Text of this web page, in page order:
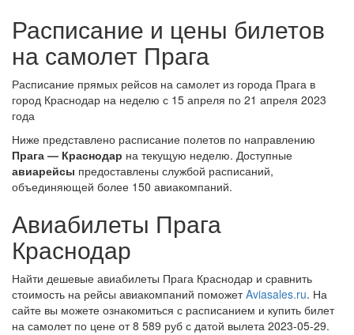
Расписание и цены билетов
на самолет Прага
Расписание прямых рейсов на самолет из города Прага в
город Краснодар на неделю с 15 апреля по 21 апреля 2023
года
Ниже представлено расписание полетов по направлению
Прага — Краснодар на текущую неделю. Доступные
авиарейсы предоставлены службой расписаний,
объединяющей более 150 авиакомпаний.
Авиабилеты Прага
Краснодар
Найти дешевые авиабилеты Прага Краснодар и сравнить
стоимость на рейсы авиакомпаний поможетAviasales.ru. На
сайте вы можете ознакомиться с расписанием и купить билет
на самолет по цене от 8 589 руб с датой вылета 2023-05-29.